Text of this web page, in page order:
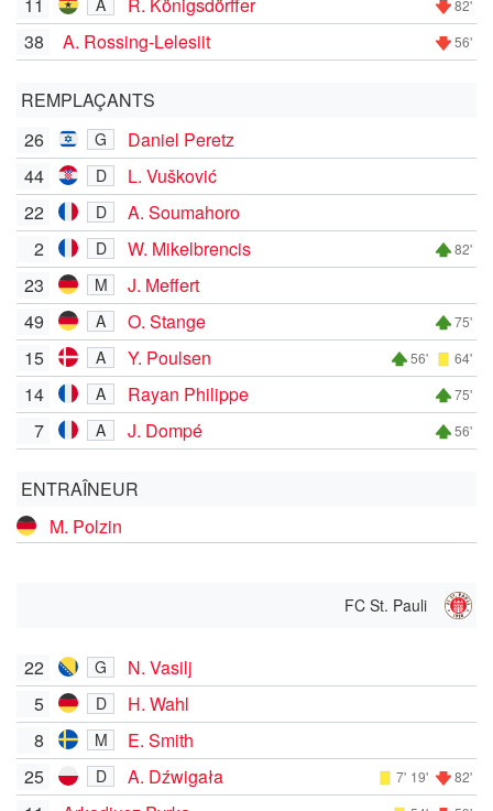
A 82'
38 A. Rossing-Lelesiit 56'
REMPLAÇANTS
26
G
Daniel Peretz
44
D
L. Vušković
22
D
A. Soumahoro
2
D W. Mikelbrencis 82'
23 M
J. Meffert
49
A O. Stange 75'
15 A Y. Poulsen 56' 64'
14 A Rayan Philippe 75'
7 A J. Dompé 56'
ENTRAÎNEUR
M. Polzin
FC St. Pauli
22 G
N. Vasilj
5
D
H. Wahl
8
M
E. Smith
25
D A. Dźwigała 7' 19' 82'